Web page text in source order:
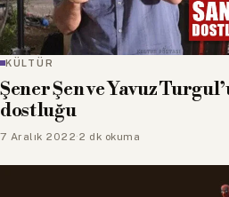
KÜLTÜR
Şener Şen ve Yavuz
dostluğu
7 Aralık 2022·2 dk okuma